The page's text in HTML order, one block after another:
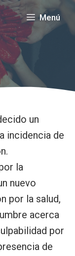
Menú
un
incidencia de
la
nuevo
por la salud,
acerca
por
de